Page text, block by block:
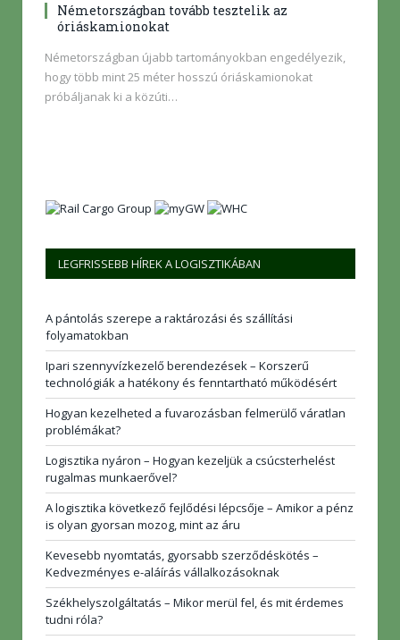
Németországban tovább tesztelik az
óriáskamionokat
Németországban újabb tartományokban engedélyezik,
hogy több mint 25 méter hosszú óriáskamionokat
próbáljanak ki a közúti…
LEGFRISSEBB HÍREK A LOGISZTIKÁBAN
A pántolás szerepe a raktározási és szállítási
folyamatokban
Ipari szennyvízkezelő berendezések – Korszerű
technológiák a hatékony és fenntartható működésért
Hogyan kezelheted a fuvarozásban felmerülő váratlan
problémákat?
Logisztika nyáron – Hogyan kezeljük a csúcsterhelést
rugalmas munkaerővel?
A logisztika következő fejlődési lépcsője – Amikor a pénz
is olyan gyorsan mozog, mint az áru
Kevesebb nyomtatás, gyorsabb szerződéskötés –
Kedvezményes e-aláírás vállalkozásoknak
Székhelyszolgáltatás – Mikor merül fel, és mit érdemes
tudni róla?